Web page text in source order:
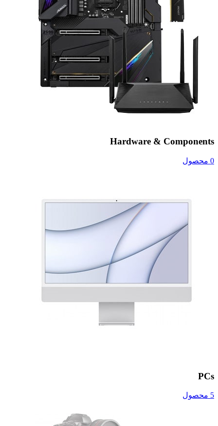
Hardware & Components
0 محصول
PCs
5 محصول